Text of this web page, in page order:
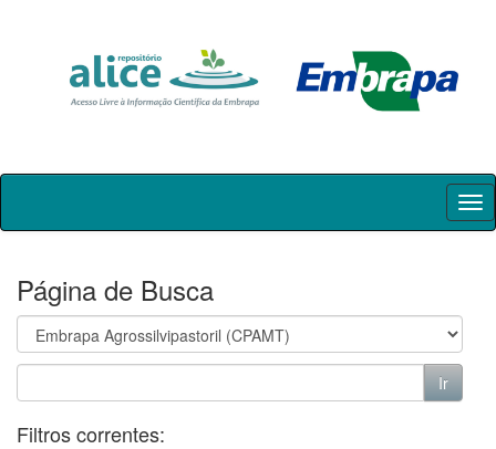
Skip
Página de Busca
Filtros correntes: